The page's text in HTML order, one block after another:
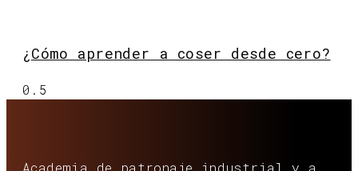
¿Cómo aprender a coser desde cero?
Academia de patronaje industrial y a